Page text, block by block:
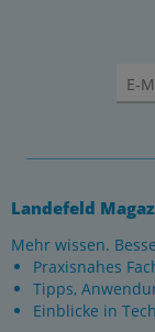
Landefeld
Mehr wissen.
Praxisnahes
Tipps,
Einblicke in